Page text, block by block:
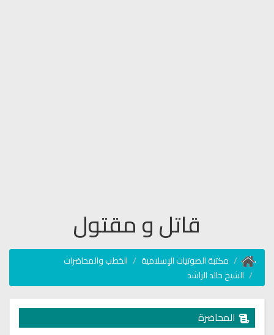
قاتل و مقتول
مكتبة الصوتيات الإسلامية
الخطب والمحاضرات
الشيخ خالد الراشد
المحاضرة